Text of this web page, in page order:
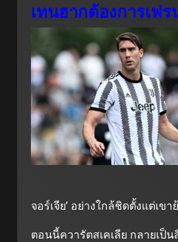
เทนฮากต้องการเฟ
จอร์เจีย’ อย่างใกล้ชิดตั้งแต่เ
ตอนนี้ควารัตสเคเลีย กลายเป็